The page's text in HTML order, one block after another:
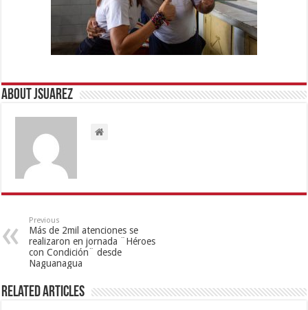
About Jsuarez
Previous
Más de 2mil atenciones se
realizaron en jornada ¨Héroes
con Condición¨ desde
Naguanagua
Related Articles